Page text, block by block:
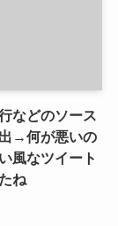
などのソース
→何が悪いの
風なツイート
ね